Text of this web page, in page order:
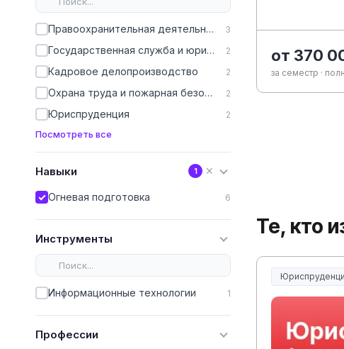
Правоохранительная деятельность 3
Государственная служба и юриспруденция 2
Кадровое делопроизводство 2
Охрана труда и пожарная безопасность 2
Юриспруденция 2
Посмотреть все
Навыки 1 ✕
Огневая подготовка 6
Инструменты
Информационные технологии 1
Профессии
от 370
за семестр ·
Те, кто